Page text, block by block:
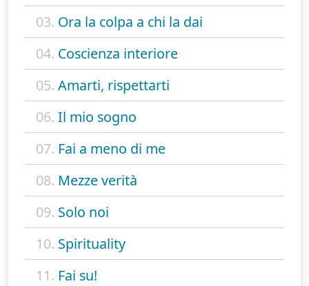
03. Ora la colpa a chi la dai
04. Coscienza interiore
05. Amarti, rispettarti
06. Il mio sogno
07. Fai a meno di me
08. Mezze verità
09. Solo noi
10. Spirituality
11. Fai su!